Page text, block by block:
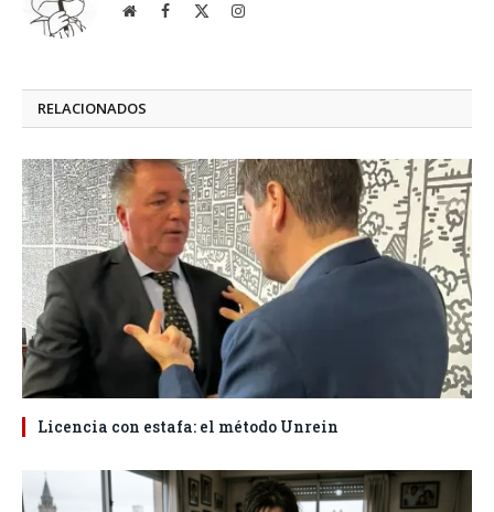
WebsiteFacebook Instagram
RELACIONADOS
Licencia con estafa: el método Unrein